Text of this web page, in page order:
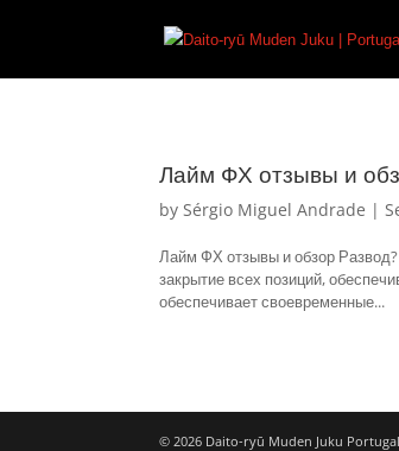
Лайм ФХ отзывы и
bySérgio Miguel Andrade |
Лайм ФХ отзывы и обзор
закрытие всех позиций,
обеспечивает своевременные...
© 2026 Daito-ryū Muden Juku